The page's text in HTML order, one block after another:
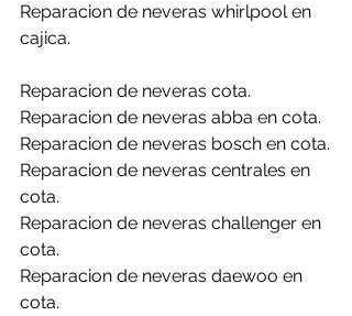
Reparacion de neveras whirlpool en
cajica.
Reparacion de neveras cota.
Reparacion de neveras abba en cota.
Reparacion de neveras bosch en cota.
Reparacion de neveras centrales en
cota.
Reparacion de neveras challenger en
cota.
Reparacion de neveras daewoo en
cota.